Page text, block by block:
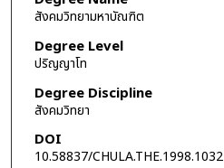
สังคมวิทยามหาบัณฑิต
Degree Level
ปริญญาโท
Degree Discipline
สังคมวิทยา
DOI
10.58837/CHULA.THE.1998.1032